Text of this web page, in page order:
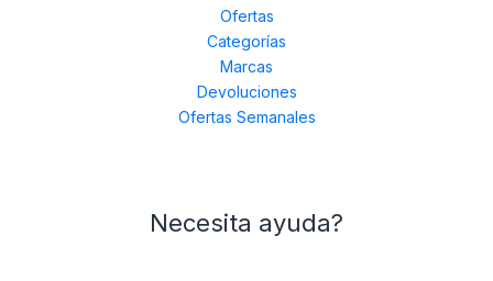
Ofertas
Categorías
Marcas
Devoluciones
Ofertas Semanales
Necesita ayuda?